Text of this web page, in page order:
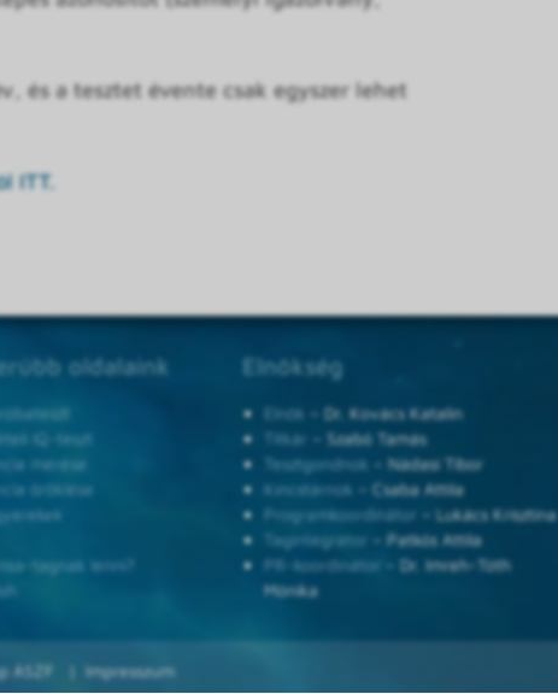
és a tesztet évente csak egyszer lehet
ITT.
oldalaink
IQ-teszt
mérése
öröklése
tagnak lenni?
Elnökség
Elnök – Dr. Kovács Katalin
Titkár – Szabó Tamás
Tesztgondnok – Nádasi Tibor
Kincstárnok – Csaba Attila
Programkoordinátor – Lukács Krisztina
Tagintegrátor – Patkós Attila
PR-koordinátor – Dr. Imreh-Tóth
Mónika
ÁSZF Impresszum